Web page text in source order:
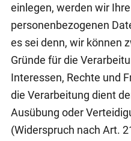
einlegen, werden wir
personenbezogenen
es sei denn, wir können
Gründe für die
Interessen, Rechte und
die Verarbeitung dient
Ausübung oder
(Widerspruch nach Art.